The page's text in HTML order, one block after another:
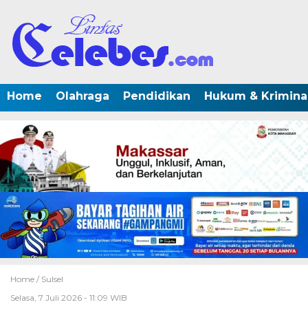
Home Olahraga Pendidikan Hukum &
Home / Sulsel
Selasa, 7 Juli 2026 - 11:09 WIB